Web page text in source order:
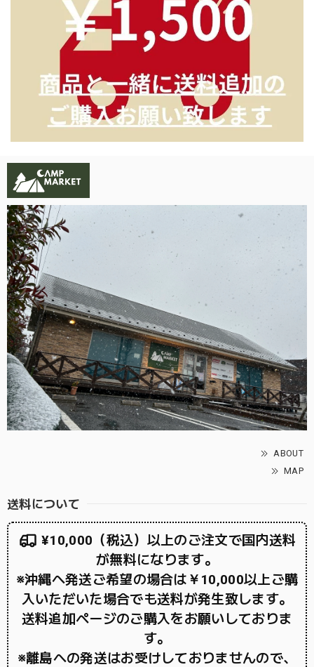
ABOUT
MAP
送料について
¥10,000（税込）以上のご注文で国内送料
が無料になります。
※沖縄へ発送ご希望の場合は￥10,000以上ご購
入いただいた場合でも送料が発生致します。
送料追加ページのご購入をお願いしておりま
す。
※離島への発送はお受けしておりませんので、